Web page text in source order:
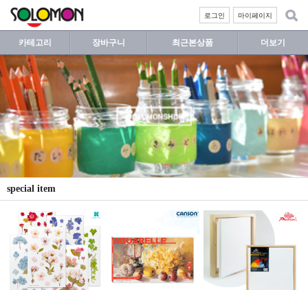
마이페이지
로그인
카테고리 장바구니 최근본상품 더보기
special item